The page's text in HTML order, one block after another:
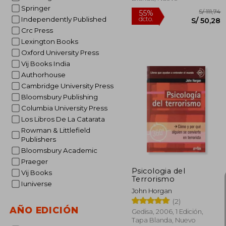
Springer
Independently Published
Crc Press
Lexington Books
Oxford University Press
Vij Books India
Authorhouse
Cambridge University Press
Bloomsbury Publishing
Columbia University Press
Los Libros De La Catarata
Rowman & Littlefield
Publishers
Bloomsbury Academic
Praeger
Vij Books
Iuniverse
AÑO EDICIÓN
55%
dcto.
Psicologia del
Terrorismo
John Horgan
(2)
Gedisa, 2006, 1 Edición,
Tapa Blanda, Nuevo